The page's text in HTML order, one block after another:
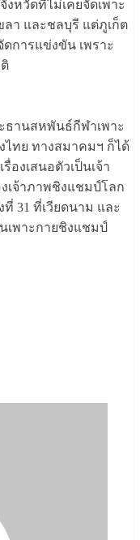
หวัดที่ไม่เคยจัดเพาะ
า และชลบุรี แต่ภูเก็ต
การแข่งขัน เพราะ
ธานสหพันธ์กีฬาเพาะ
ไทย ทางสมาคมฯ ก็ได้
องเสนอตัวเป็นเจ้า
เจ้าภาพชิงแชมป์โลก
31 ที่เวียดนาม และ
เพาะกายชิงแชมป์